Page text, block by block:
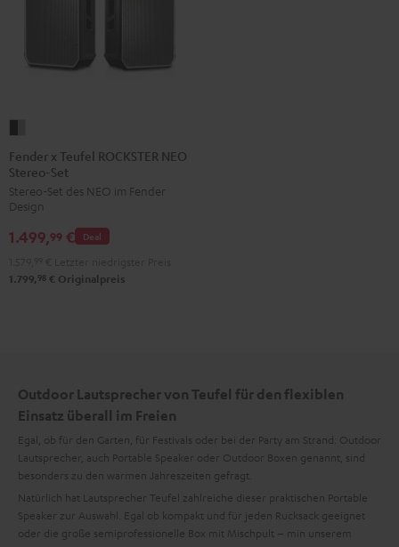
Teufel
ROCKSTER
NEO
Stereo-
Black
Fender x Teufel ROCKSTER NEO
Stereo-Set
Stereo-Set des NEO im Fender
Design
Deal
1.499,99 €
1.799, 98 € Originalpreis
Outdoor Lautsprecher von Teufel für den flexiblen
Einsatz überall im Freien
Egal, ob für den Garten, für Festivals oder bei der Party am Strand: Outdoor
Lautsprecher, auch Portable Speaker oder Outdoor Boxen genannt, sind
besonders zu den warmen Jahreszeiten gefragt.
Natürlich hat Lautsprecher Teufel zahlreiche dieser praktischen Portable
Speaker zur Auswahl. Egal ob kompakt und für jeden Rucksack geeignet
oder die große semiprofessionelle Box mit Mischpult – min unserem